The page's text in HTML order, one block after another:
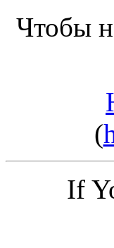
Чтобы
(
If